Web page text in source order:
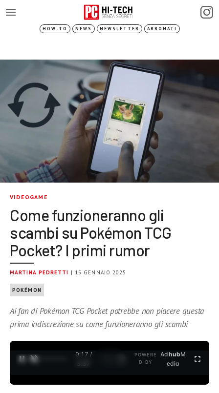
HOW-TO NEWS NEWSLETTER ABBONATI
VIDEOGAME
Come funzioneranno gli
scambi su Pokémon TCG
Pocket? I primi rumor
MARTINA PEDRETTI | 15 GENNAIO 2025
POKÉMON
Ai fan di Pokémon TCG Pocket potrebbe non piacere questa
prima indiscrezione su come funzioneranno gli scambi
0:17 /
3:37
POWERE
D BY
AdhubM
edia